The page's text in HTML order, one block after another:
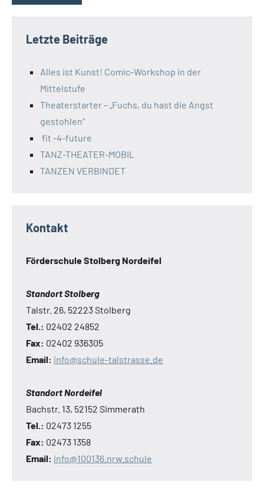
Letzte Beiträge
Alles ist Kunst! Comic-Workshop in der
Mittelstufe
Theaterstarter – „Fuchs, du hast die Angst
gestohlen“
fit -4-future
TANZ-THEATER-MOBIL
TANZEN VERBINDET
Kontakt
Förderschule Stolberg Nordeifel
Standort Stolberg
Talstr. 26, 52223 Stolberg
Tel.: 02402 24852
Fax: 02402 936305
Email: info@schule-talstrasse.de
Standort Nordeifel
Bachstr. 13, 52152 Simmerath
Tel.: 02473 1255
Fax: 02473 1358
Email: info@100136.nrw.schule